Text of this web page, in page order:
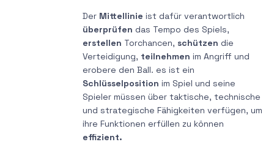
DerMittellinie ist dafür verantwortlich
überprüfen das Tempo des Spiels,
erstellen Torchancen, schützen die
Verteidigung, teilnehmen im Angriff und
erobere den Ball. es ist ein
Schlüsselposition im Spiel und seine
Spieler müssen über taktische, technische
und strategische Fähigkeiten verfügen, um
ihre Funktionen erfüllen zu können
effizient.